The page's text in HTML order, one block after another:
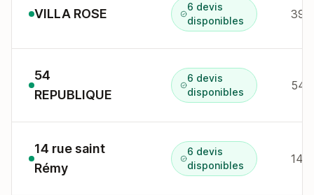
VILLA ROSE
6 devis
disponibles
39
54
REPUBLIQUE
6 devis
disponibles
54 r
14 rue saint
Rémy
6 devis
disponibles
14 r